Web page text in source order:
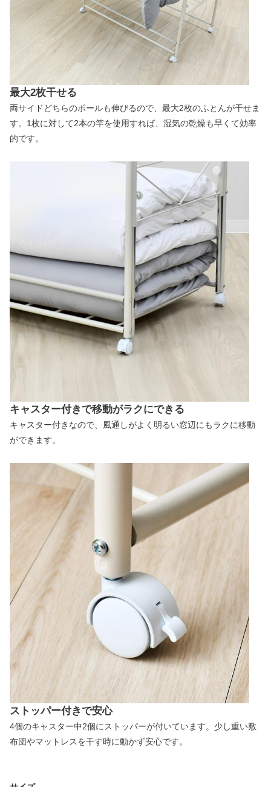
最大2枚干せる
両サイドどちらのポールも伸びるので、最大2枚のふとんが干せま
す。1枚に対して2本の竿を使用すれば、湿気の乾燥も早くて効率
的です。
キャスター付きで移動がラクにできる
キャスター付きなので、風通しがよく明るい窓辺にもラクに移動
ができます。
ストッパー付きで安心
4個のキャスター中2個にストッパーが付いています。少し重い敷
布団やマットレスを干す時に動かず安心です。